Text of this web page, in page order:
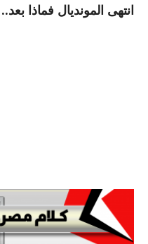
انتهى المونديال فماذا بعد.. ؟